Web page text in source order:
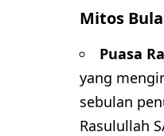
Mitos
Puasa
yang
sebulan
Rasulullah